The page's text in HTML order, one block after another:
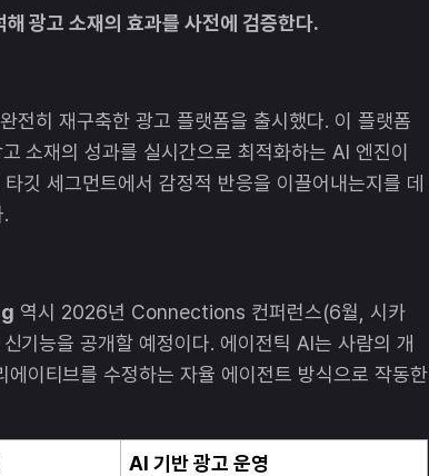
광고 소재의 효과를 사전에 검증한다.
전히 재구축한 광고 플랫폼을 출시했다. 이 플랫폼
소재의 성과를 실시간으로 최적화하는 AI 엔진이
깃 세그먼트에서 감정적 반응을 이끌어내는지를 데
역시 2026년 Connections 컨퍼런스(6월, 시카
기능을 공개할 예정이다. 에이전틱 AI는 사람의 개
이티브를 수정하는 자율 에이전트 방식으로 작동한
AI 기반 광고 운영